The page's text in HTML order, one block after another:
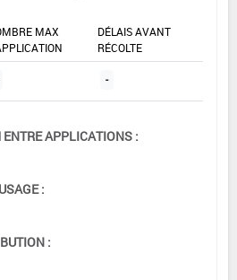
MAX
DÉLAIS AVANT
RÉCOLTE
-
APPLICATIONS :
:
: